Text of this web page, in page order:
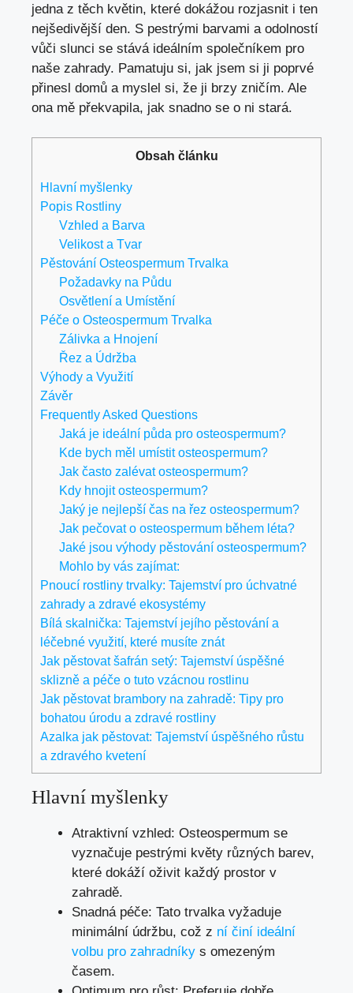
jedna z těch květin, které dokážou rozjasnit i ten
nejšedivější den. S pestrými barvami a odolností
vůči slunci se stává ideálním společníkem pro
naše zahrady. Pamatuju si, jak jsem si ji poprvé
přinesl domů a myslel si, že ji brzy zničím. Ale
ona mě překvapila, jak snadno se o ni stará.
Obsah článku
Hlavní myšlenky
Popis Rostliny
Vzhled a Barva
Velikost a Tvar
Pěstování Osteospermum Trvalka
Požadavky na Půdu
Osvětlení a Umístění
Péče o Osteospermum Trvalka
Zálivka a Hnojení
Řez a Údržba
Výhody a Využití
Závěr
Frequently Asked Questions
Jaká je ideální půda pro osteospermum?
Kde bych měl umístit osteospermum?
Jak často zalévat osteospermum?
Kdy hnojit osteospermum?
Jaký je nejlepší čas na řez osteospermum?
Jak pečovat o osteospermum během léta?
Jaké jsou výhody pěstování osteospermum?
Mohlo by vás zajímat:
Pnoucí rostliny trvalky: Tajemství pro úchvatné
zahrady a zdravé ekosystémy
Bílá skalnička: Tajemství jejího pěstování a
léčebné využití, které musíte znát
Jak pěstovat šafrán setý: Tajemství úspěšné
sklizně a péče o tuto vzácnou rostlinu
Jak pěstovat brambory na zahradě: Tipy pro
bohatou úrodu a zdravé rostliny
Azalka jak pěstovat: Tajemství úspěšného růstu
a zdravého kvetení
Hlavní myšlenky
Atraktivní vzhled: Osteospermum se
vyznačuje pestrými květy různých barev,
které dokáží oživit každý prostor v
zahradě.
Snadná péče: Tato trvalka vyžaduje
minimální údržbu, což z ní činí ideální
volbu pro zahradníky s omezeným
časem.